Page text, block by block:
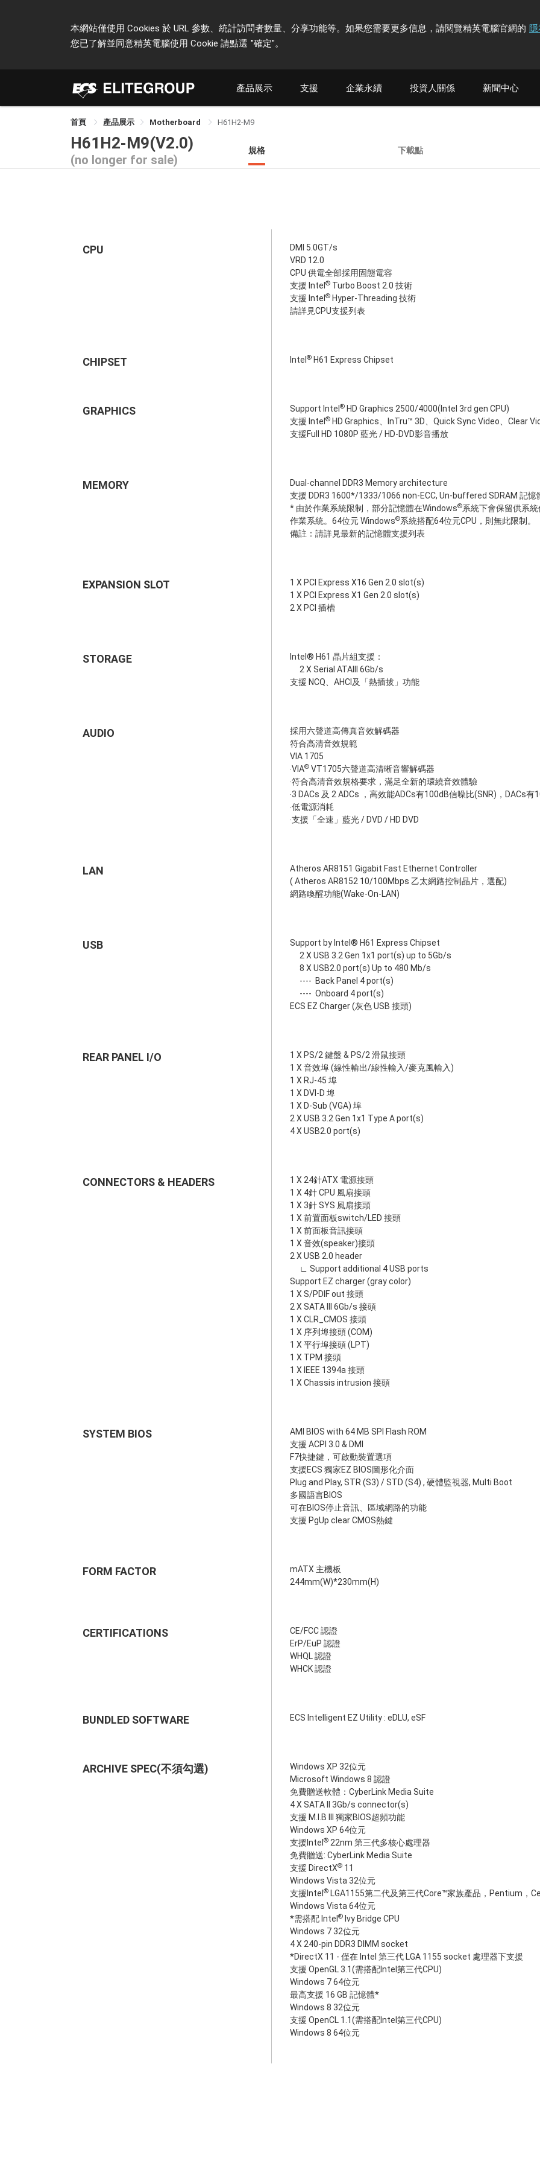
本網站僅使用 Cookies 於 URL 參數、統計訪問者數量、分享功能等。如果您需要更多信息，請閱覽精英電腦官網的
您已了解並同意精英電腦使用 Cookie 請點選 "確定"。
產品展示 支援 企業永續 投資人關係 新聞中心
首頁 產品展示 Motherboard H61H2-M9
H61H2-M9(V2.0)
(no longer for sale)
規格 下載點
CPU
DMI 5.0GT/s
VRD 12.0
CPU 供電全部採用固態電容
支援 Intel ® Turbo Boost 2.0 技術
支援 Intel ® Hyper-Threading 技術
請詳見CPU支援列表
CHIPSET Intel ® H61 Express Chipset
GRAPHICS Support Intel ® HD Graphics 2500/4000(Intel 3rd gen CPU)
支援 Intel ® HD Graphics、InTru™ 3D、Quick Sync Video、Clear
支援Full HD 1080P 藍光 / HD-DVD影音播放
MEMORY
Dual-channel DDR3 Memory architecture
支援 DDR3 1600*/1333/1066 non-ECC, Un-buffered SDRAM 記憶
* 由於作業系統限制，部分記憶體在Windows®系統下會保留供系
作業系統。64位元 Windows®系統搭配64位元CPU，則無此限制。
備註：請詳見最新的記憶體支援列表
EXPANSION SLOT
1 X PCI Express X16 Gen 2.0 slot(s)
1 X PCI Express X1 Gen 2.0 slot(s)
2 X PCI 插槽
STORAGE
Intel® H61 晶片組支援：
2 X Serial ATAIII 6Gb/s
支援 NCQ、AHCI及「熱插拔」功能
AUDIO
採用六聲道高傳真音效解碼器
符合高清音效規範
VIA 1705
‧VIA® VT1705六聲道高清晰音響解碼器
‧符合高清音效規格要求，滿足全新的環繞音效體驗
‧3 DACs 及 2 ADCs ，高效能ADCs有100dB信噪比(SNR)，DACs有
‧低電源消耗
‧支援「全速」藍光 / DVD / HD DVD
LAN
Atheros AR8151 Gigabit Fast Ethernet Controller
( Atheros AR8152 10/100Mbps 乙太網路控制晶片，選配)
網路喚醒功能(Wake-On-LAN)
USB
Support by Intel® H61 Express Chipset
2 X USB 3.2 Gen 1x1 port(s) up to 5Gb/s
8 X USB2.0 port(s) Up to 480 Mb/s
---- Back Panel 4 port(s)
---- Onboard 4 port(s)
ECS EZ Charger (灰色 USB 接頭)
REAR PANEL I/O
1 X PS/2 鍵盤 & PS/2 滑鼠接頭
1 X 音效埠 (線性輸出/線性輸入/麥克風輸入)
1 X RJ-45 埠
1 X DVI-D 埠
1 X D-Sub (VGA) 埠
2 X USB 3.2 Gen 1x1 Type A port(s)
4 X USB2.0 port(s)
CONNECTORS & HEADERS
1 X 24針ATX 電源接頭
1 X 4針 CPU 風扇接頭
1 X 3針 SYS 風扇接頭
1 X 前置面板switch/LED 接頭
1 X 前面板音訊接頭
1 X 音效(speaker)接頭
2 X USB 2.0 header
∟ Support additional 4 USB ports
Support EZ charger (gray color)
1 X S/PDIF out 接頭
2 X SATA III 6Gb/s 接頭
1 X CLR_CMOS 接頭
1 X 序列埠接頭 (COM)
1 X 平行埠接頭 (LPT)
1 X TPM 接頭
1 X IEEE 1394a 接頭
1 X Chassis intrusion 接頭
SYSTEM BIOS
AMI BIOS with 64 MB SPI Flash ROM
支援 ACPI 3.0 & DMI
F7快捷鍵，可啟動裝置選項
支援ECS 獨家EZ BIOS圖形化介面
Plug and Play, STR (S3) / STD (S4) , 硬體監視器, Multi Boot
多國語言BIOS
可在BIOS停止音訊、區域網路的功能
支援 PgUp clear CMOS熱鍵
FORM FACTOR
mATX 主機板
244mm(W)*230mm(H)
CERTIFICATIONS
CE/FCC 認證
ErP/EuP 認證
WHQL 認證
WHCK 認證
BUNDLED SOFTWARE ECS Intelligent EZ Utility : eDLU, eSF
ARCHIVE SPEC(不須勾選)
Windows XP 32位元
Microsoft Windows 8 認證
免費贈送軟體：CyberLink Media Suite
4 X SATA II 3Gb/s connector(s)
支援 M.I.B III 獨家BIOS超頻功能
Windows XP 64位元
支援Intel ® 22nm 第三代多核心處理器
免費贈送: CyberLink Media Suite
支援 DirectX® 11
Windows Vista 32位元
支援Intel ® LGA1155第二代及第三代Core™家族產品，Pentium，
Windows Vista 64位元
*需搭配 Intel ® Ivy Bridge CPU
Windows 7 32位元
4 X 240-pin DDR3 DIMM socket
*DirectX 11 - 僅在 Intel 第三代 LGA 1155 socket 處理器下支援
支援 OpenGL 3.1(需搭配Intel第三代CPU)
Windows 7 64位元
最高支援 16 GB 記憶體*
Windows 8 32位元
支援 OpenCL 1.1(需搭配Intel第三代CPU)
Windows 8 64位元